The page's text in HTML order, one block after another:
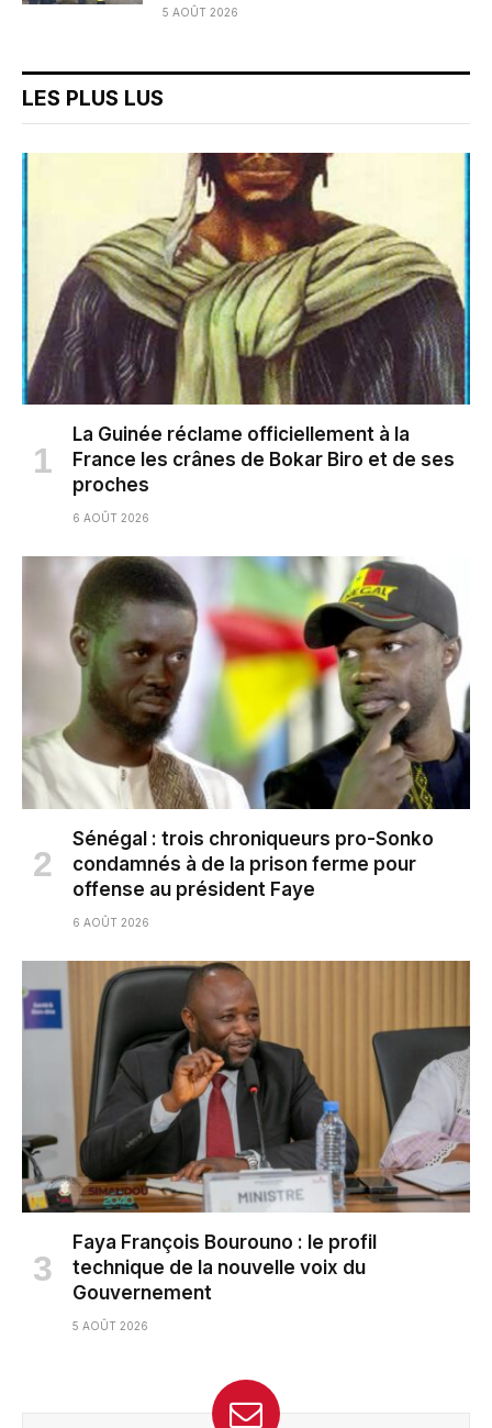
5 AOÛT 2026
LES PLUS LUS
La Guinée réclame officiellement à la
France les crânes de Bokar Biro et de ses
proches
6 AOÛT 2026
Sénégal : trois chroniqueurs pro-Sonko
condamnés à de la prison ferme pour
offense au président Faye
6 AOÛT 2026
Faya François Bourouno : le profil
technique de la nouvelle voix du
Gouvernement
5 AOÛT 2026